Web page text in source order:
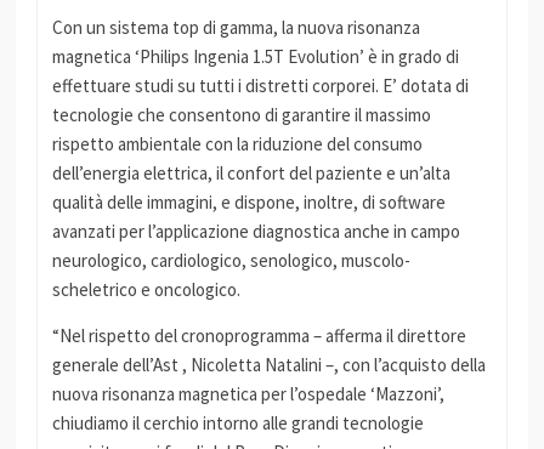
Con un sistema top di gamma, la nuova risonanza
magnetica ‘Philips Ingenia 1.5T Evolution’ è in grado di
effettuare studi su tutti i distretti corporei. E’ dotata di
tecnologie che consentono di garantire il massimo
rispetto ambientale con la riduzione del consumo
dell’energia elettrica, il confort del paziente e un’alta
qualità delle immagini, e dispone, inoltre, di software
avanzati per l’applicazione diagnostica anche in campo
neurologico, cardiologico, senologico, muscolo-
scheletrico e oncologico.
“Nel rispetto del cronoprogramma – afferma il direttore
generale dell’Ast , Nicoletta Natalini –, con l’acquisto della
nuova risonanza magnetica per l’ospedale ‘Mazzoni’,
chiudiamo il cerchio intorno alle grandi tecnologie